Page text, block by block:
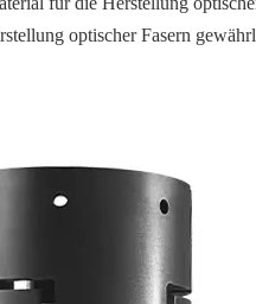
optischer Fasern